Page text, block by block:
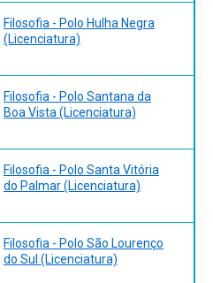
de Kant;
da ciência;
A Crítica e o
Cultrix. 1979. LOSEE,
da Ciência. Itatiaia. Belo
2013. REALE, Giovanni.
a Descartes. Vol. 3
História da Filosofia – de
Filosofia - Polo Hulha Negra
(Licenciatura)
Filosofia - Polo Santana da
Boa Vista (Licenciatura)
Filosofia - Polo Santa Vitória
do Palmar (Licenciatura)
Filosofia - Polo São Lourenço
do Sul (Licenciatura)